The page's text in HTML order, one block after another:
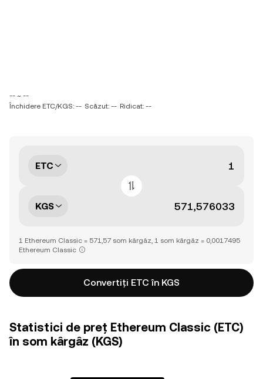
-- ~ --
Închidere ETC/KGS: -- Scăzut: -- Ridicat: --
ETC
KGS
1 Ethereum Classic = 571,57 som kârgâz, 1 som kârgâz = 0,0017495
Ethereum Classic
Convertiți ETC în KGS
Statistici de preț Ethereum Classic (ETC)
în som kârgâz (KGS)